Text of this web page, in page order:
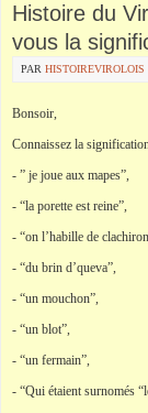
Histoire du
vous la
PAR HISTOIREVIROLOIS
Bonsoir,
Connaissez la
- ” je joue aux mapes”,
- “la porette est reine”,
- “on l’habille de
- “du brin d’queva”,
- “un mouchon”,
- “un blot”,
- “un fermain”,
- “Qui étaient surnomés